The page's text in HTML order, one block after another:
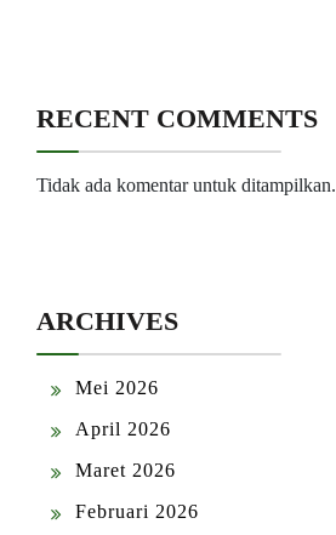
RECENT COMMENTS
Tidak ada komentar untuk ditampilkan.
ARCHIVES
Mei 2026
April 2026
Maret 2026
Februari 2026